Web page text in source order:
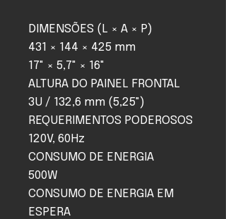
DIMENSÕES (L × A × P)
431 × 144 × 425 mm
17" × 5,7" × 16"
ALTURA DO PAINEL FRONTAL
3U / 132,6 mm (5,25")
REQUERIMENTOS PODEROSOS
120V, 60Hz
CONSUMO DE ENERGIA
500W
CONSUMO DE ENERGIA EM
ESPERA